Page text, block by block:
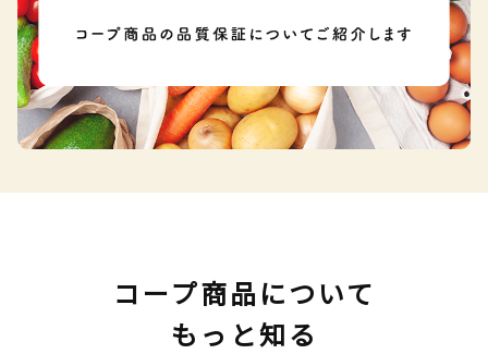
コープ商品について
もっと知る